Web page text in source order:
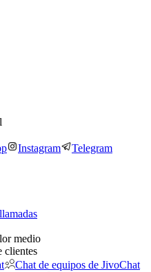
Instagram Telegram
medio
clientes
Chat de equipos de JivoChat